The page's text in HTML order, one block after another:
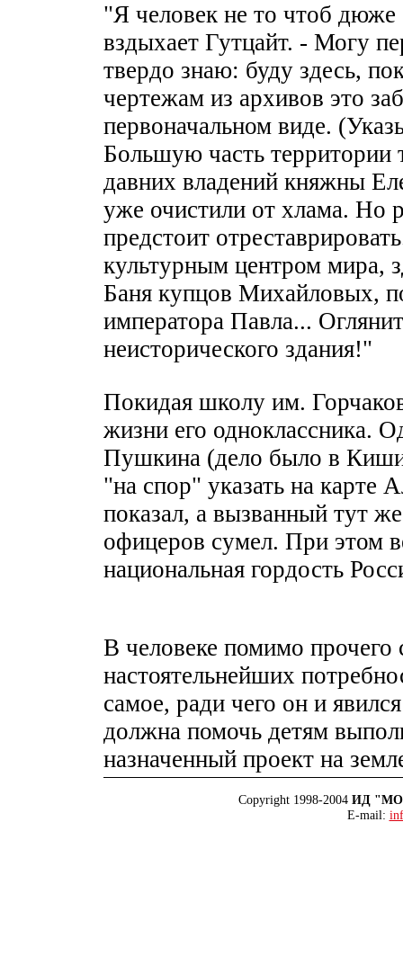
"Я человек не то чтоб
вздыхает Гутцайт. - Могу
твердо знаю: буду здесь,
чертежам из архивов это
первоначальном виде.
Большую часть территории
давних владений княжны
уже очистили от хлама. Но
предстоит
культурным центром мира,
Баня купцов Михайловых,
императора Павла...
неисторического здания!"
Покидая школу им.
жизни его одноклассника.
Пушкина (дело было в
"на спор" указать на
показал, а вызванный тут
офицеров сумел. При этом
национальная гордость
В человеке помимо прочего
настоятельнейших
самое, ради чего он и
должна помочь детям
назначенный проект на
Copyright 1998-2004 ИД
E-mail: